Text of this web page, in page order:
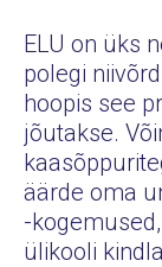
ELU on üks
polegi
hoopis see
jõutakse.
äärde oma
-
ülikooli